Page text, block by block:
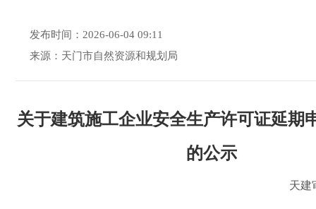
发布时间：2026-06-04 09:11
来源：天门市自然资源和规划局
关于建筑施工企业安全生产许可证延期
的公示
天建